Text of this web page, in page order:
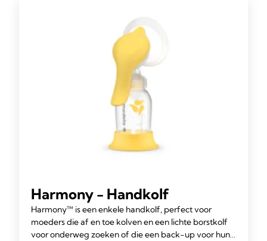
Harmony - Handkolf
Harmony™ is een enkele handkolf, perfect voor
moeders die af en toe kolven en een lichte borstkolf
voor onderweg zoeken of die een back-up voor hun